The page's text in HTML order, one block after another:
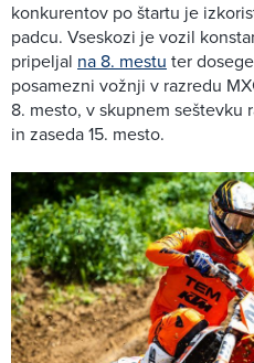
konkurentov po štartu je
padcu. Vseskozi je vozil
pripeljal na 8. mestu ter
posamezni vožnji v razredu
8. mesto, v skupnem seštevku
in zaseda 15. mesto.